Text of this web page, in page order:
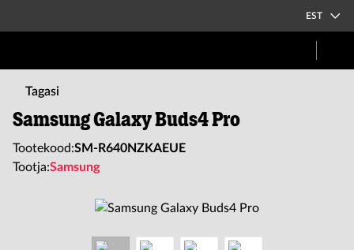
EST
Tagasi
Samsung Galaxy Buds4 Pro
Tootekood:SM-R640NZKAEUE
Tootja:Samsung